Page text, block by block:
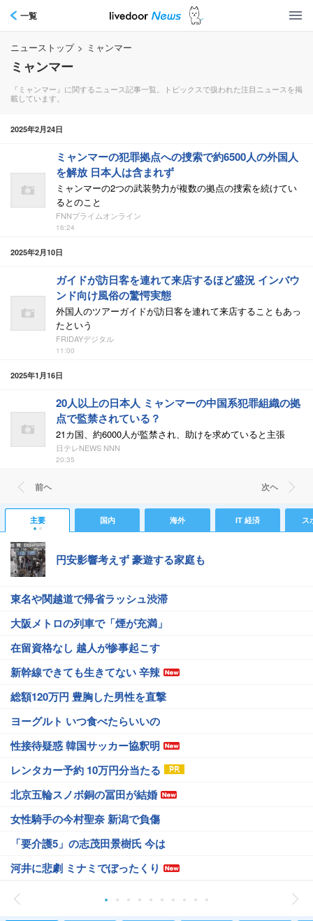
一覧
ニューストップ > ミャンマー
ミャンマー
『ミャンマー』に関するニュース記事一覧。トピックスで扱われた注目ニュースを掲
載しています。
2025年2月24日
ミャンマーの犯罪拠点への捜索で約6500人の外国人
を解放 日本人は含まれず
ミャンマーの2つの武装勢力が複数の拠点の捜索を続けてい
るとのこと
FNNプライムオンライン
16:24
2025年2月10日
ガイドが訪日客を連れて来店するほど盛況 インバウ
ンド向け風俗の驚愕実態
外国人のツアーガイドが訪日客を連れて来店することもあっ
たという
FRIDAYデジタル
11:00
2025年1月16日
20人以上の日本人 ミャンマーの中国系犯罪組織の拠
点で監禁されている？
21カ国、約6000人が監禁され、助けを求めていると主張
日テレNEWS NNN
20:35
前ヘ 次ヘ
主要 国内 海外 IT 経済 ス
円安影響考えず 豪遊する家庭も
東名や関越道で帰省ラッシュ渋滞
大阪メトロの列車で「煙が充満」
在留資格なし 越人が惨事起こす
新幹線できても生きてない 辛辣
総額120万円 豊胸した男性を直撃
ヨーグルト いつ食べたらいいの
性接待疑惑 韓国サッカー協釈明
レンタカー予約 10万円分当たる
北京五輪スノボ銅の冨田が結婚
女性騎手の今村聖奈 新潟で負傷
「要介護5」の志茂田景樹氏 今は
河井に悲劇 ミナミでぼったくり